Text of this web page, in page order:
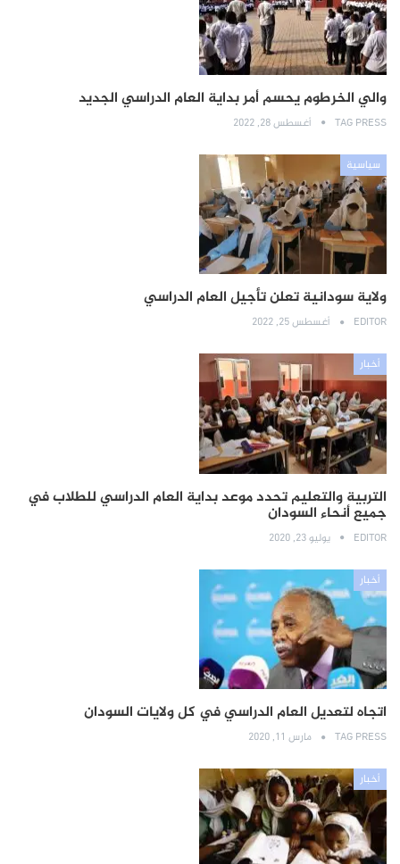
والي الخرطوم يحسم أمر بداية العام الدراسي الجديد
TAG PRESS أغسطس 28, 2022
سياسية
ولاية سودانية تعلن تأجيل العام الدراسي
EDITOR أغسطس 25, 2022
أخبار
التربية والتعليم تحدد موعد بداية العام الدراسي للطلاب في
جميع أنحاء السودان
EDITOR يوليو 23, 2020
أخبار
اتجاه لتعديل العام الدراسي في كل ولايات السودان
TAG PRESS مارس 11, 2020
أخبار